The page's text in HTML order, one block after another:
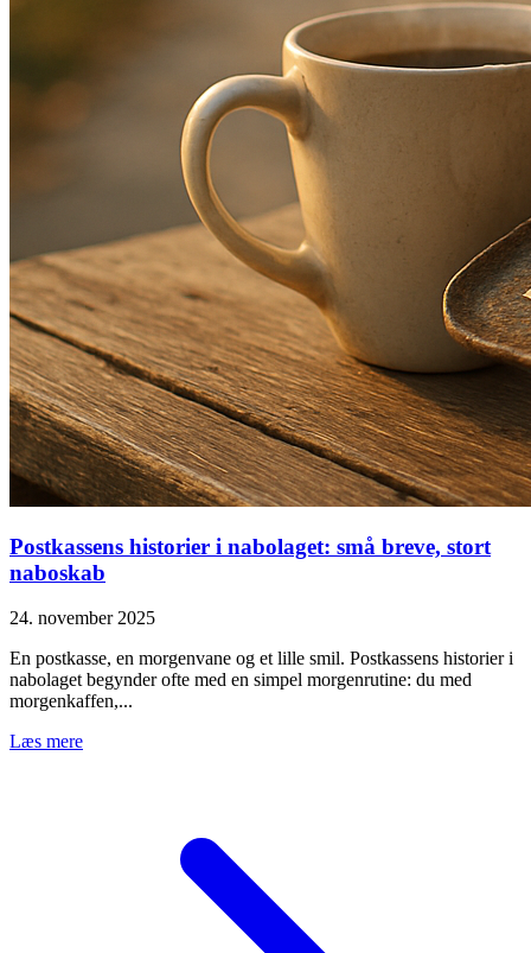
Postkassens historier i nabolaget: små breve, stort
naboskab
24. november 2025
En postkasse, en morgenvane og et lille smil. Postkassens historier i
nabolaget begynder ofte med en simpel morgenrutine: du med
morgenkaffen,...
Læs mere